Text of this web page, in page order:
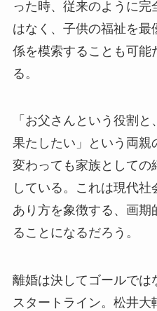
った時、従来のように
はなく、子供の福祉を最
係を模索することも可能
る。
「お父さんという役割
果たしたい」という両親
変わっても家族としての
している。これは現代
あり方を象徴する、画
ることになるだろう。
離婚は決してゴールでは
スタートライン。松井大